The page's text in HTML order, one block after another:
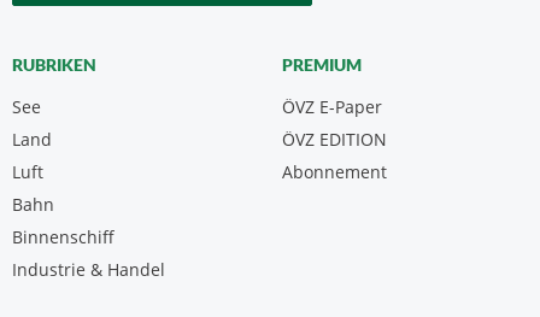
RUBRIKEN
See
Land
Luft
Bahn
Binnenschiff
Industrie & Handel
PREMIUM
ÖVZ E-Paper
Abonnement
ÖVZ EDITION